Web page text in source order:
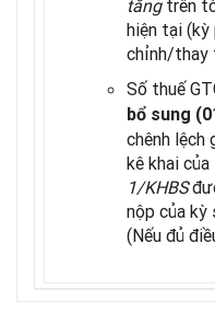
tăngtrên
hiện tại (kỳ
chỉnh/thay
Số thuế
bổ sung
chênh lệch
kê khai của
1/KHBS
nộp của kỳ
(Nếu đủ